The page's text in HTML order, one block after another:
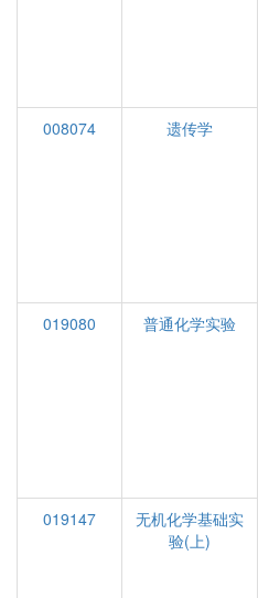
008074
遗传学
019080
普通化学实验
019147
无机化学基础实
验(上)